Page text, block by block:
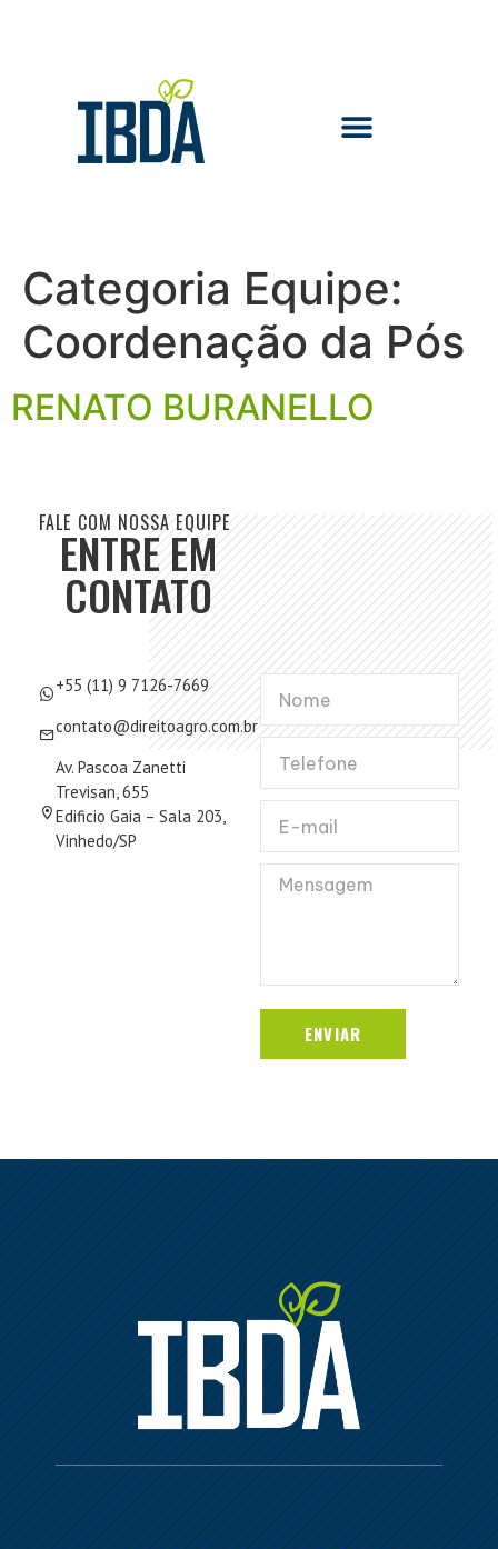
Categoria Equipe:
Coordenação da Pós
RENATO BURANELLO
FALE COM NOSSA EQUIPE
ENTRE EM
CONTATO
+55 (11) 9 7126-7669
contato@direitoagro.com.br
Av. Pascoa Zanetti
Trevisan, 655
Edificio Gaia – Sala 203,
Vinhedo/SP
ENVIAR